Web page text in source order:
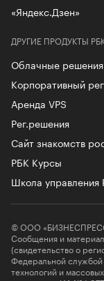
ДРУГИЕ ПРОДУКТЫ
Облачные решения
Корпоративный
Аренда VPS
Рег.решения
Сайт знакомств
РБК Курсы
Школа управления
«Яндекс.Дзен»
© ООО
Сообщения и
(свидетельство о
Федеральной
технологий и